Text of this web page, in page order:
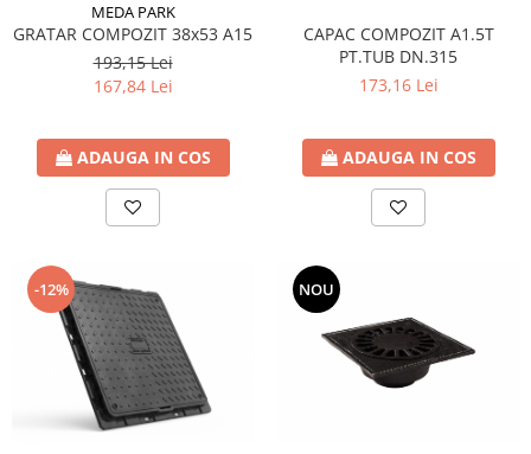
MEDA PARK
GRATAR COMPOZIT 38x53 A15
193,15 Lei
167,84 Lei
ADAUGA IN COS
CAPAC COMPOZIT A1.5T
PT.TUB DN.315
173,16 Lei
ADAUGA IN COS
-12% NOU